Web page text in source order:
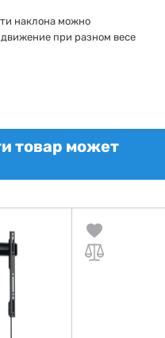
наклона можно
при разном весе
товар может